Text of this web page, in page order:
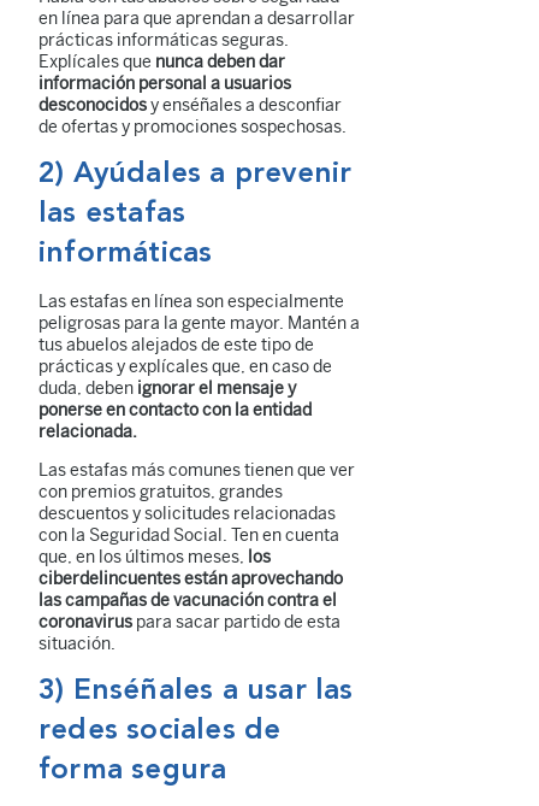
en línea para que aprendan a desarrollar
prácticas informáticas seguras.
Explícales que nunca deben dar
información personal a usuarios
desconocidosy enséñales a desconfiar
de ofertas y promociones sospechosas.
2) Ayúdales a prevenir
las estafas
informáticas
Las estafas en línea son especialmente
peligrosas para la gente mayor. Mantén a
tus abuelos alejados de este tipo de
prácticas y explícales que, en caso de
duda, deben ignorar el mensaje y
ponerse en contacto con la entidad
relacionada.
Las estafas más comunes tienen que ver
con premios gratuitos, grandes
descuentos y solicitudes relacionadas
con la Seguridad Social. Ten en cuenta
que, en los últimos meses, los
ciberdelincuentes están aprovechando
las campañas de vacunación contra el
coronavirus para sacar partido de esta
situación.
3) Enséñales a usar las
redes sociales de
forma segura